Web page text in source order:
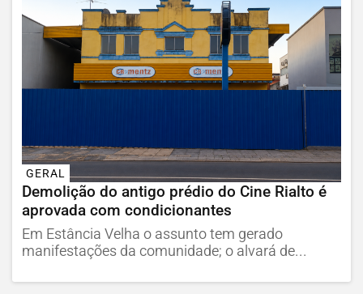
GERAL
Demolição do antigo prédio do Cine Rialto é
aprovada com condicionantes
Em Estância Velha o assunto tem gerado
manifestações da comunidade; o alvará de...